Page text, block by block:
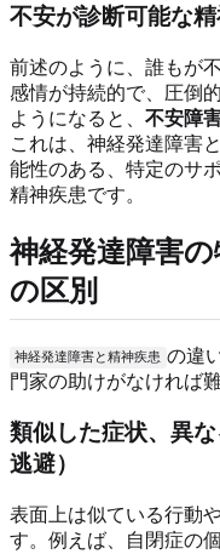
不安が診断可能な
前述のように、誰もが
感情が持続的で、圧倒
ようになると、 不安障
これは、神経発達障害
能性のある、特定のサ
精神疾患です。
神経発達障害
の区別
神経発達障害と精神疾患 の違
門家の助けがなければ
類似した症状、異
逃避）
表面上は似ている行動
す。例えば、自閉症の